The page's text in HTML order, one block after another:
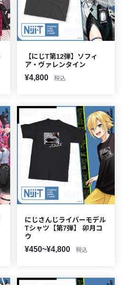
【にじT第12弾】ソフィ
ア・ヴァレンタイン
¥4,800 税込
にじさんじライバーモデル
Tシャツ【第7弾】 卯月コ
ウ
¥450~¥4,800 税込